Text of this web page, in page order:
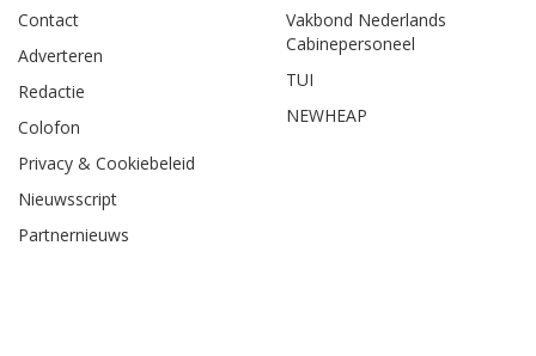
Contact
Adverteren
Redactie
Colofon
Privacy & Cookiebeleid
Nieuwsscript
Partnernieuws
Vakbond Nederlands
Cabinepersoneel
TUI
NEWHEAP